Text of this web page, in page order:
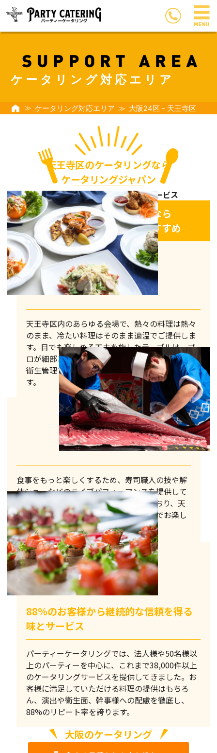
ケータリング対応エリア
ケータリング対応エリア 大阪24区 - 天王寺区
天王寺区のケータリングなら
ケータリングジャパン
おしゃれでおいしいデリバリーサービス
天王寺区のケータリングなら
ケータリングジャパンがおすすめ
天王寺区内のあらゆる会場で、熱々の料理は熱々
のまま、冷たい料理はそのまま適温でご提供しま
す。目でも楽しめる工夫を施したテーブルは、プ
ロが細部まで気を配りデザイン。また、徹底的な
衛生管理で安心感のあるサービスをお届けしま
す。
食事をもっと楽しくするため、寿司職人の技や解
体ショーなどのライブパフォーマンスを提供して
います。人気のある演出は常時対応しており、天
王寺区内の様々なイベントで手軽な金額でお楽し
みいただけます。
88%のお客様から継続的な信頼を得る
味とサービス
パーティーケータリングでは、法人様や50名様以
上のパーティーを中心に、これまで38,000件以上
のケータリングサービスを提供してきました。お
客様に満足していただける料理の提供はもちろ
ん、演出や衛生面、幹事様への配慮を徹底し、
88%のリピート率を誇ります。
大阪のケータリング